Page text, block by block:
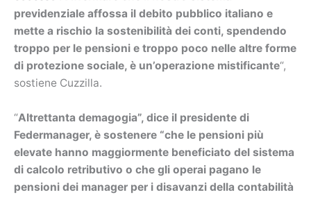
previdenziale affossa il debito pubblico italiano e
mette a rischio la sostenibilità dei conti, spendendo
troppo per le pensioni e troppo poco nelle altre forme
di protezione sociale, è un’operazione mistificante“,
sostiene Cuzzilla.
“Altrettanta demagogia”, dice il presidente di
Federmanager, è sostenere “che le pensioni più
elevate hanno maggiormente beneficiato del sistema
di calcolo retributivo o che gli operai pagano le
pensioni dei manager per i disavanzi della contabilità